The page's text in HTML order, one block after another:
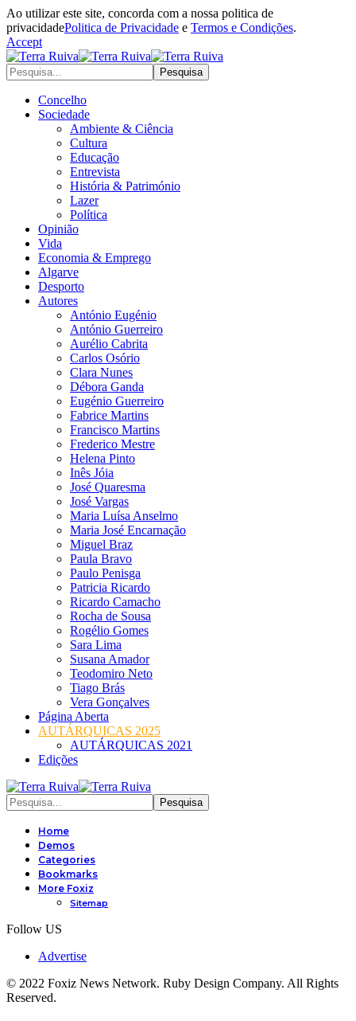
Ao utilizar este site, concorda com a nossa politica de
privacidadePolitica de Privacidade e Termos e Condições.
Accept
Concelho
Sociedade
Ambiente & Ciência
Cultura
Educação
Entrevista
História & Património
Lazer
Política
Opinião
Vida
Economia & Emprego
Algarve
Desporto
Autores
António Eugénio
António Guerreiro
Aurélio Cabrita
Carlos Osório
Clara Nunes
Débora Ganda
Eugénio Guerreiro
Fabrice Martins
Francisco Martins
Frederico Mestre
Helena Pinto
Inês Jóia
José Quaresma
José Vargas
Maria Luísa Anselmo
Maria José Encarnação
Miguel Braz
Paula Bravo
Paulo Penisga
Patricia Ricardo
Ricardo Camacho
Rocha de Sousa
Rogélio Gomes
Sara Lima
Susana Amador
Teodomiro Neto
Tiago Brás
Vera Gonçalves
Página Aberta
AUTÁRQUICAS 2025
AUTÁRQUICAS 2021
Edições
Home
Demos
Categories
Bookmarks
More Foxiz
Sitemap
Follow US
Advertise
© 2022 Foxiz News Network. Ruby Design Company. All Rights
Reserved.